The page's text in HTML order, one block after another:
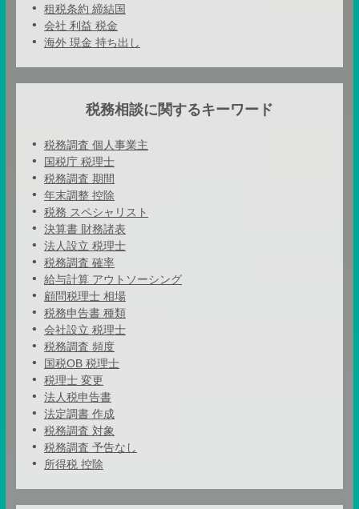
租税条約 締結国
会社 利益 税金
海外 現金 持ち出し
税務相談に関するキーワード
税務調査 個人事業主
国税庁 税理士
税務調査 期間
年末調整 控除
税務 スペシャリスト
決算書 財務諸表
法人設立 税理士
税務調査 確率
給与計算 アウトソーシング
顧問税理士 相場
税務申告書 種類
会社設立 税理士
税務調査 頻度
国税OB 税理士
税理士 変更
法人税申告書
法定調書 作成
税務調査 対象
税務調査 予告なし
所得税 控除